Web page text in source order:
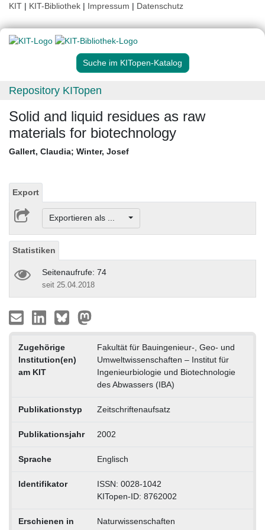
KIT | KIT-Bibliothek | Impressum | Datenschutz
Suche im KITopen-Katalog
Repository KITopen
Solid and liquid residues as raw
materials for biotechnology
Gallert, Claudia; Winter, Josef
Export
Exportieren als ...
Statistiken
Seitenaufrufe: 74
seit 25.04.2018
Zugehörige
Institution(en)
am KIT
Fakultät für Bauingenieur-, Geo- und
Umweltwissenschaften – Institut für
Ingenieurbiologie und Biotechnologie
des Abwassers (IBA)
Publikationstyp Zeitschriftenaufsatz
Publikationsjahr 2002
Sprache Englisch
Identifikator
ISSN: 0028-1042
KITopen-ID: 8762002
Erschienen in Naturwissenschaften